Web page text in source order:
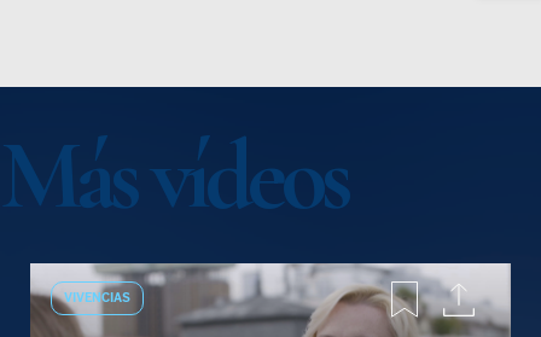
Más vídeos
VIVENCIAS